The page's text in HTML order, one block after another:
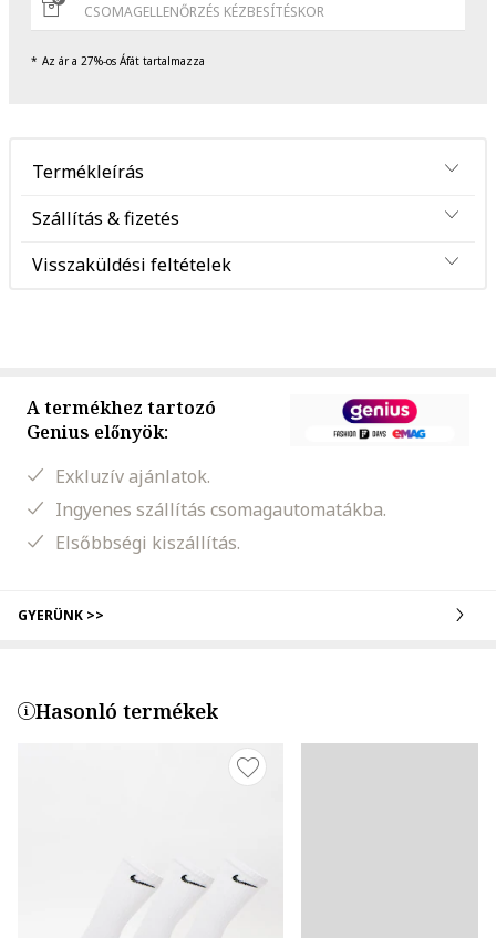
CSOMAGELLENŐRZÉS KÉZBESÍTÉSKOR
Az ár a 27%-os Áfát tartalmazza
Termékleírás
Szállítás & fizetés
Visszaküldési feltételek
A termékhez tartozó
Genius előnyök:
Exkluzív ajánlatok.
Ingyenes szállítás csomagautomatákba.
Elsőbbségi kiszállítás.
GYERÜNK >>
Hasonló termékek